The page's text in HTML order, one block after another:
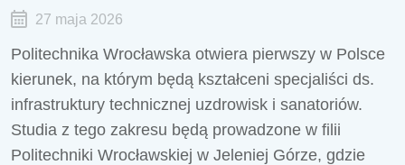
27 maja 2026
Politechnika Wrocławska otwiera pierwszy w Polsce
kierunek, na którym będą kształceni specjaliści ds.
infrastruktury technicznej uzdrowisk i sanatoriów.
Studia z tego zakresu będą prowadzone w filii
Politechniki Wrocławskiej w Jeleniej Górze, gdzie